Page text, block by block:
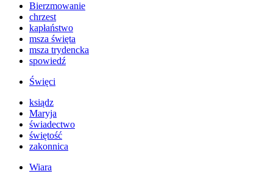
Bierzmowanie
chrzest
kapłaństwo
msza święta
msza trydencka
spowiedź
Święci
ksiądz
Maryja
świadectwo
świętość
zakonnica
Wiara